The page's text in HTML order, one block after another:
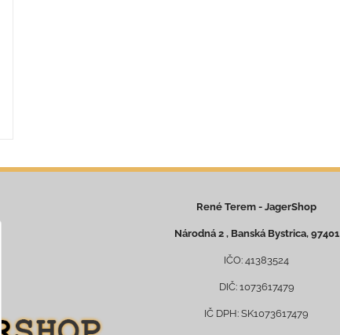
René Terem - JagerShop
Národná 2 , Banská Bystrica, 97401
IČO: 41383524
DIČ: 1073617479
IČ DPH: SK1073617479